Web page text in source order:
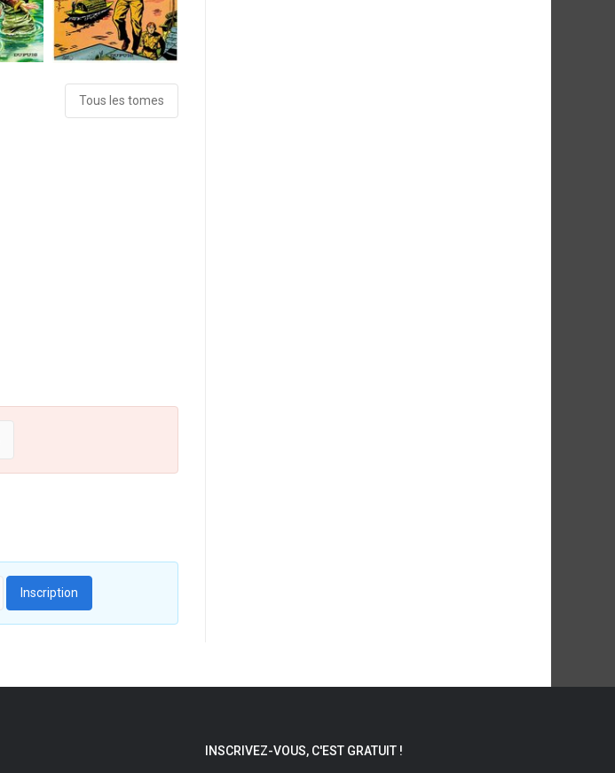
Tous les tomes
Inscription
INSCRIVEZ-VOUS, C'EST GRATUIT !